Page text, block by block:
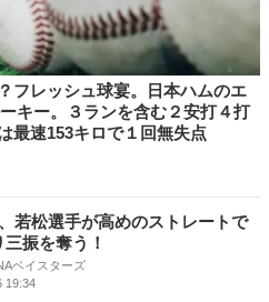
フレッシュ球宴。日本ハムのエ
キー。３ランを含む２安打４打
最速153キロで１回無失点
若松選手が高めのストレートで
三振を奪う！
ベイスターズ
19:34